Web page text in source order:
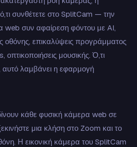
συνθέτετε στο SplitCam — την
web συν αφαίρεση φόντου με AI,
οθόνης, επικαλύψεις προγράμματος
μουσικής. Ό,τι
αυτό λαμβάνει η εφαρμογή
κάθε φυσική κάμερα web σε
μια κλήση στο Zoom και το
Η εικονική κάμερα του SplitCam